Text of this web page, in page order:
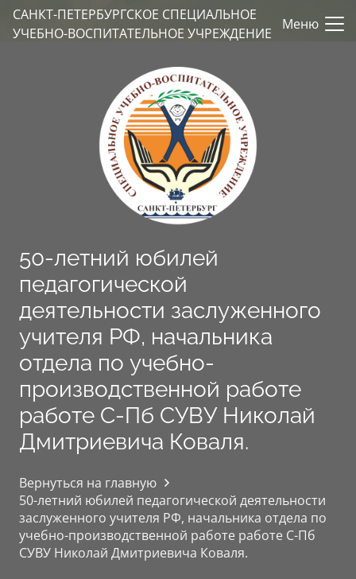
САНКТ-ПЕТЕРБУРГСКОЕ СПЕЦИАЛЬНОЕ
УЧЕБНО-ВОСПИТАТЕЛЬНОЕ УЧРЕЖДЕНИЕ
Меню
50-летний юбилей
педагогической
деятельности заслуженного
учителя РФ, начальника
отдела по учебно-
производственной работе
работе С-Пб СУВУ Николай
Дмитриевича Коваля.
Вернуться на главную
50-летний юбилей педагогической деятельности
заслуженного учителя РФ, начальника отдела по
учебно-производственной работе работе С-Пб
СУВУ Николай Дмитриевича Коваля.